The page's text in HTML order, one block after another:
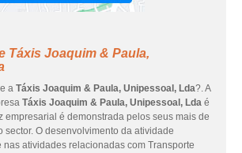
Táxis Joaquim & Paula,
a Táxis Joaquim & Paula, Unipessoal, Lda?. A
Táxis Joaquim & Paula, Unipessoal, Lda é
empresarial é demonstrada pelos seus mais de
sector. O desenvolvimento da atividade
atividades relacionadas com Transporte